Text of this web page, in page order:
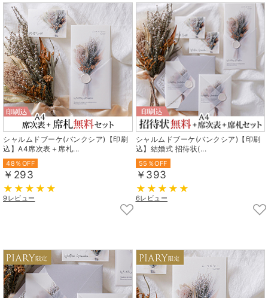
シャルムドブーケ(バンクシア)【印刷
込】A4席次表＋席札...
48％OFF
￥293
9レビュー
シャルムドブーケ(バンクシア)【印刷
込】結婚式 招待状(...
55％OFF
￥393
6レビュー